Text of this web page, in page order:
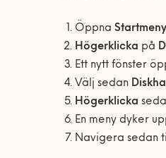
Öppna
Högerklicka på
Ett nytt fönster
Välj sedan
Högerklicka
En meny dyker
Navigera sedan